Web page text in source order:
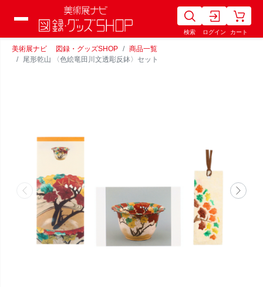
検索 ログイン カート
美術展ナビ 図録・グッズSHOP
商品一覧
尾形乾山 〈色絵竜田川文透彫反鉢〉セット